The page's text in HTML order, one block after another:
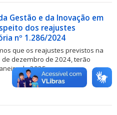
Gestão e da Inovação em
dos reajustes
nº 1.286/2024
que os reajustes previstos na
de dezembro de 2024, terão
de 2025, para os...